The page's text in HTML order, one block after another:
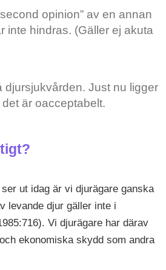
opinion” av en annan
inte hindras. (Gäller ej akuta
djursjukvården. Just nu ligger
är oacceptabelt.
ut idag är vi djurägare ganska
levande djur gäller inte i
Vi djurägare har därav
ekonomiska skydd som andra